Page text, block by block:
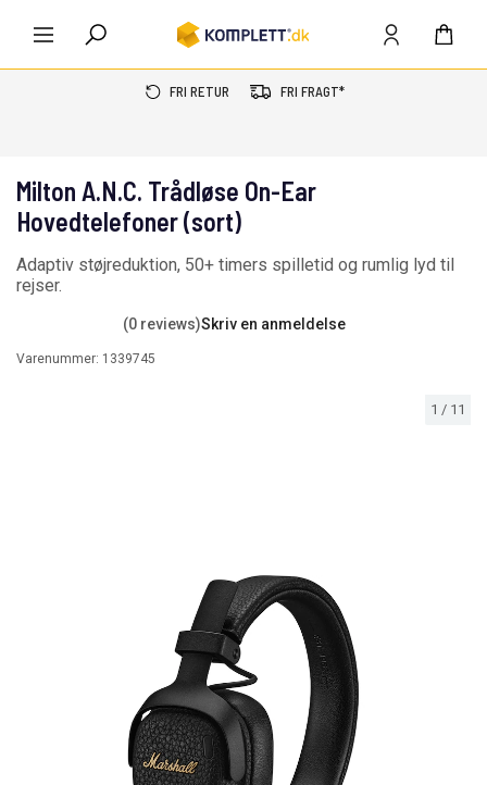
FRI RETUR FRI FRAGT*
1 / 11
Milton A.N.C. Trådløse On-Ear
Hovedtelefoner (sort)
Adaptiv støjreduktion, 50+ timers spilletid og rumlig lyd til
rejser.
(0 reviews)Skriv en anmeldelse
Varenummer: 1339745